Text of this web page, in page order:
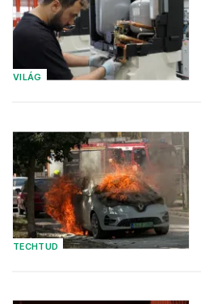
VILÁG
TECHTUD